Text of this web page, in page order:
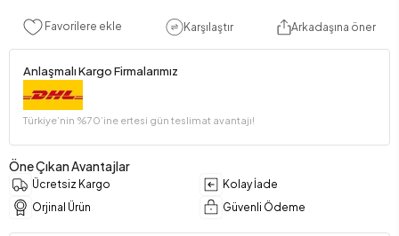
Favorilere ekle Karşılaştır Arkadaşına öner
Anlaşmalı Kargo Firmalarımız
Türkiye’nin %70’ine ertesi gün teslimat avantajı!
Öne Çıkan Avantajlar
Ücretsiz Kargo
Kolay İade
Orjinal Ürün
Güvenli Ödeme